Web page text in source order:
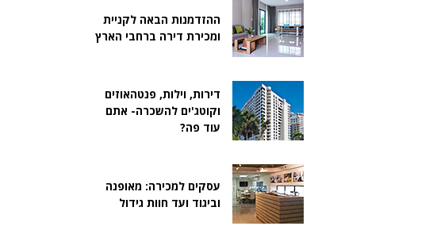
ההזדמנות הבאה לקניית
ומכירת דירה ברחבי הארץ
דירות, וילות, פנטהאוזים
וקוטג'ים להשכרה- אתם
עוד פה?
עסקים למכירה: מאופנה
וביגוד ועד חוות גידול